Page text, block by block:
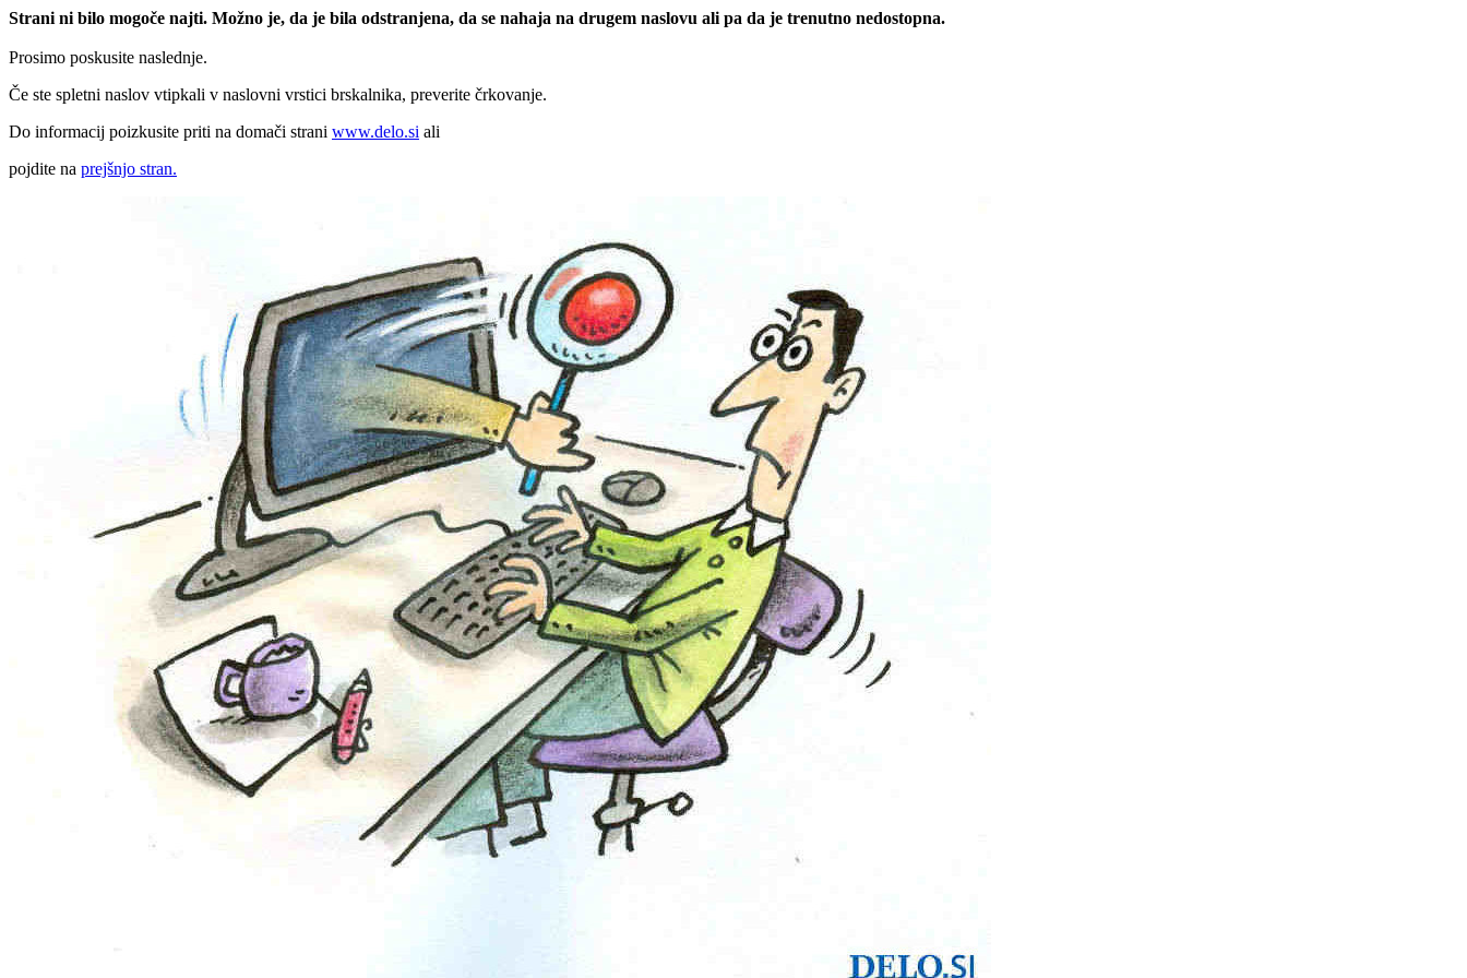
Strani ni bilo mogoče najti. Možno je, da je bila odstranjena, da se nahaja na drugem naslovu ali pa da je trenutno nedostopna.
Prosimo poskusite naslednje.
Če ste spletni naslov vtipkali v naslovni vrstici brskalnika, preverite črkovanje.
Do informacij poizkusite priti na domači strani www.delo.si ali
pojdite na prejšnjo stran.